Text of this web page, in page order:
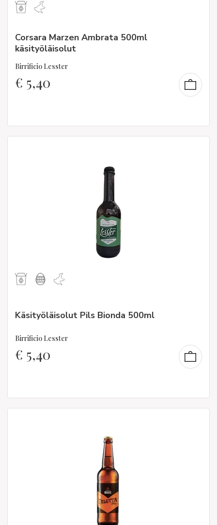
Corsara Marzen Ambrata 500ml
käsityöläisolut
Birrificio Lesster
€ 5,40
Käsityöläisolut Pils Bionda 500ml
Birrificio Lesster
€ 5,40